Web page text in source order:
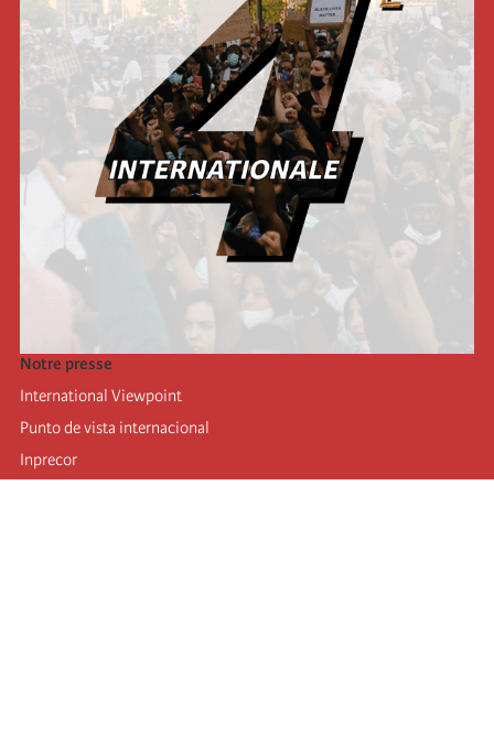
Notre presse
International Viewpoint
Punto de vista internacional
Inprecor